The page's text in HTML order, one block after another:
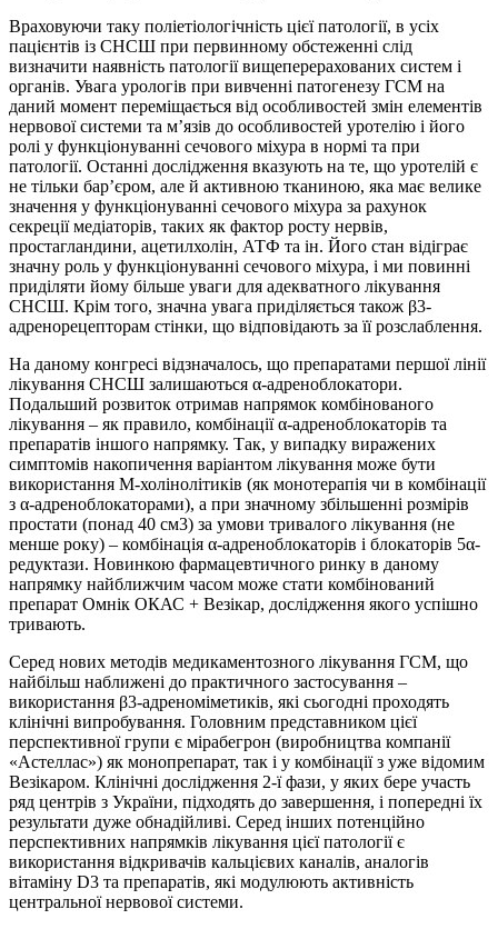
Враховуючи таку поліетіологічність цієї патології, в усіх
пацієнтів із СНСШ при первинному обстеженні слід
визначити наявність патології вищеперерахованих систем і
органів. Увага урологів при вивченні патогенезу ГСМ на
даний момент переміщається від особливостей змін елементів
нервової системи та м’язів до особливостей уротелію і його
ролі у функціонуванні сечового міхура в нормі та при
патології. Останні дослідження вказують на те, що уротелій є
не тільки бар’єром, але й активною тканиною, яка має велике
значення у функціонуванні сечового міхура за рахунок
секреції медіаторів, таких як фактор росту нервів,
простагландини, ацетилхолін, АТФ та ін. Його стан відіграє
значну роль у функціонуванні сечового міхура, і ми повинні
приділяти йому більше уваги для адекватного лікування
СНСШ. Крім того, значна увага приділяється також β3-
адренорецепторам стінки, що відповідають за її розслаблення.
На даному конгресі відзначалось, що препаратами першої лінії
лікування СНСШ залишаються α-адреноблокатори.
Подальший розвиток отримав напрямок комбінованого
лікування – як правило, комбінаціїα-адреноблокаторів та
препаратів іншого напрямку. Так, у випадку виражених
симптомів накопичення варіантом лікування може бути
використання М-холінолітиків (як монотерапія чи в комбінації
з α-адреноблокаторами), а при значному збільшенні розмірів
простати (понад 40 см3) за умови тривалого лікування (не
менше року) – комбінація α-адреноблокаторів і блокаторів 5α-
редуктази. Новинкою фармацевтичного ринку в даному
напрямку найближчим часом може стати комбінований
препарат Омнік ОКАС + Везікар, дослідження якого успішно
тривають.
Серед нових методів медикаментозного лікування ГСМ, що
найбільш наближені до практичного застосування –
використання β3-адреноміметиків, які сьогодні проходять
клінічні випробування. Головним представником цієї
перспективної групи є мірабегрон (виробництва компанії
«Астеллас») як монопрепарат, так і у комбінації з уже відомим
Везікаром. Клінічні дослідження 2-ї фази, у яких бере участь
ряд центрів з України, підходять до завершення, і попередні їх
результати дуже обнадійливі. Серед інших потенційно
перспективних напрямків лікування цієї патології є
використання відкривачів кальцієвих каналів, аналогів
вітаміну D3 та препаратів, які модулюють активність
центральної нервової системи.